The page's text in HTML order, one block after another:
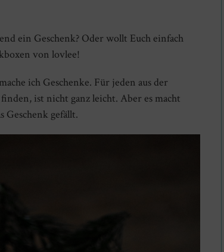
ein Geschenk? Oder wollt Euch einfach
von lovlee!
ich Geschenke. Für jeden aus der
ist nicht ganz leicht. Aber es macht
Geschenk gefällt.